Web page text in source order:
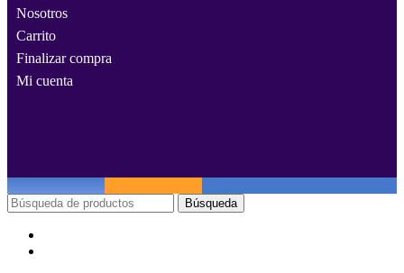
Nosotros
Carrito
Finalizar compra
Mi cuenta
Búsqueda